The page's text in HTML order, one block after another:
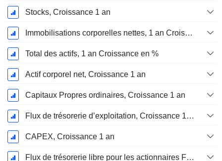
Stocks, Croissance 1 an
Immobilisations corporelles nettes, 1 an Croissance
Total des actifs, 1 an Croissance en %
Actif corporel net, Croissance 1 an
Capitaux Propres ordinaires, Croissance 1 an
Flux de trésorerie d’exploitation, Croissance 1 an
CAPEX, Croissance 1 an
Flux de trésorerie libre pour les actionnaires FCFE, Croissance 1 an